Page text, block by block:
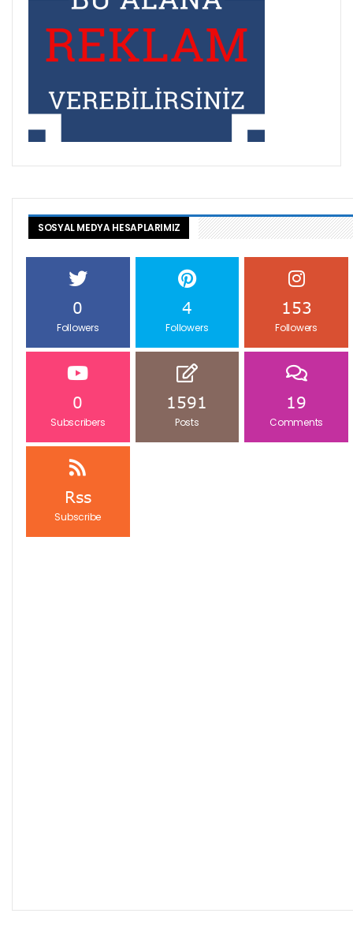
SOSYAL MEDYA HESAPLARIMIZ
0
Followers
4
Followers
153
Followers
0
Subscribers
1591
Posts
19
Comments
Rss
Subscribe